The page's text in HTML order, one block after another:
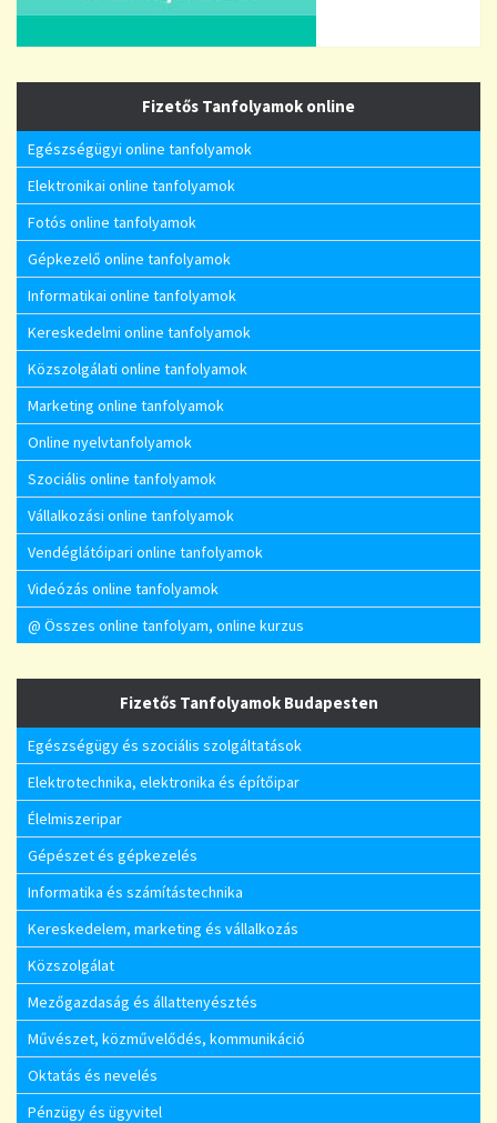
Fizetős Tanfolyamok online
Egészségügyi online tanfolyamok
Elektronikai online tanfolyamok
Fotós online tanfolyamok
Gépkezelő online tanfolyamok
Informatikai online tanfolyamok
Kereskedelmi online tanfolyamok
Közszolgálati online tanfolyamok
Marketing online tanfolyamok
Online nyelvtanfolyamok
Szociális online tanfolyamok
Vállalkozási online tanfolyamok
Vendéglátóipari online tanfolyamok
Videózás online tanfolyamok
@ Összes online tanfolyam, online kurzus
Fizetős Tanfolyamok Budapesten
Egészségügy és szociális szolgáltatások
Elektrotechnika, elektronika és építőipar
Élelmiszeripar
Gépészet és gépkezelés
Informatika és számítástechnika
Kereskedelem, marketing és vállalkozás
Közszolgálat
Mezőgazdaság és állattenyésztés
Művészet, közművelődés, kommunikáció
Oktatás és nevelés
Pénzügy és ügyvitel